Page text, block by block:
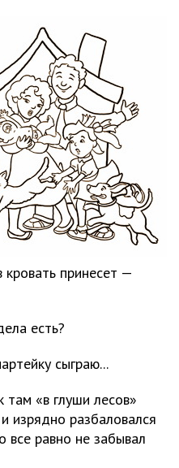
принесет —
есть?
сыграю...
там «в глуши лесов»
изрядно разбаловался
равно не забывал